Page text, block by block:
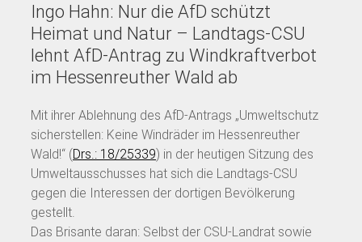
Ingo Hahn: Nur die AfD schützt
Heimat und Natur – Landtags-CSU
lehnt AfD-Antrag zu Windkraftverbot
im Hessenreuther Wald ab
Mit ihrer Ablehnung des AfD-Antrags „Umweltschutz
sicherstellen: Keine Windräder im Hessenreuther
Wald!“ (Drs.: 18/25339) in der heutigen Sitzung des
Umweltausschusses hat sich die Landtags-CSU
gegen die Interessen der dortigen Bevölkerung
gestellt.
Das Brisante daran: Selbst der CSU-Landrat sowie